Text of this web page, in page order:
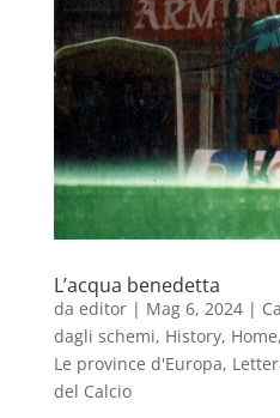
L’acqua benedetta
da editor| Mag 6, 2024|
dagli schemi, History, Home,
Le province d'Europa,
del Calcio